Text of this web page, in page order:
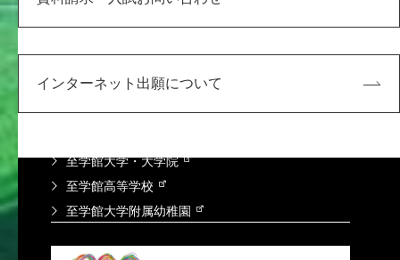
インターネット出願について
大阪緑涼高等学校
大阪商業大学附属幼稚園
至学館大学・大学院
至学館高等学校
至学館大学附属幼稚園